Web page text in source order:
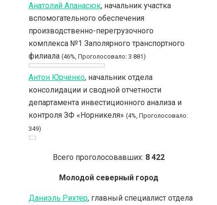
Анатолий Апанасюк, начальник участка
вспомогательного обеспечения
производственно-перегрузочного
комплекса №1 Заполярного транспортного
филиала(46%, Проголосовало: 3 881)
Антон Юрченко, начальник отдела
консолидации и сводной отчетности
департамента инвестиционного анализа и
контроля ЗФ «Норникеля»(4%, Проголосовало:
349)
Всего проголосовавших: 8 422
Молодой северный город
Даниэль Рихтер, главный специалист отдела